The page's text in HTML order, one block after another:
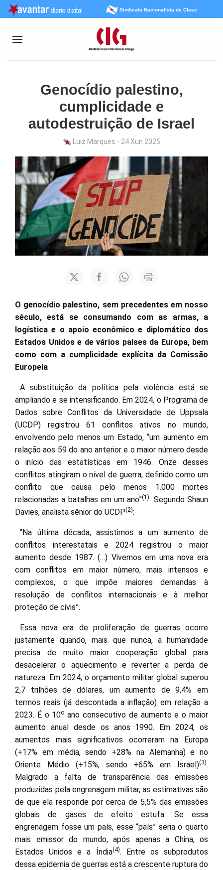
Sindicato Nacionalista de Clase
Genocídio palestino,
cumplicidade e
autodestruição de Israel
Luiz Marques - 24 Xun 2025
O genocídio palestino, sem precedentes em nosso
século, está se consumando com as armas, a
logística e o apoio econômico e diplomático dos
Estados Unidos e de vários países da Europa, bem
como com a cumplicidade explícita da Comissão
Europeia
A substituição da política pela violência está se
ampliando e se intensificando. Em 2024, o Programa de
Dados sobre Conflitos da Universidade de Uppsala
(UCDP) registrou 61 conflitos ativos no mundo,
envolvendo pelo menos um Estado, “um aumento em
relação aos 59 do ano anterior e o maior número desde
o início das estatísticas em 1946. Onze desses
conflitos atingiram o nível de guerra, definido como um
conflito que causa pelo menos 1.000 mortes
relacionadas a batalhas em um ano”(1). Segundo Shaun
Davies, analista sênior do UCDP(2):
“Na última década, assistimos a um aumento de
conflitos interestatais e 2024 registrou o maior
aumento desde 1987. (…) Vivemos em uma nova era
com conflitos em maior número, mais intensos e
complexos, o que impõe maiores demandas à
resolução de conflitos internacionais e à melhor
proteção de civis”.
Essa nova era de proliferação de guerras ocorre
justamente quando, mais que nunca, a humanidade
precisa de muito maior cooperação global para
desacelerar o aquecimento e reverter a perda de
natureza. Em 2024, o orçamento militar global superou
2,7 trilhões de dólares, um aumento de 9,4% em
termos reais (já descontada a inflação) em relação a
2023. É o 10o ano consecutivo de aumento e o maior
aumento anual desde os anos 1990. Em 2024, os
aumentos mais significativos ocorreram na Europa
(+17% em média, sendo +28% na Alemanha) e no
Oriente Médio (+15%, sendo +65% em Israel)(3).
Malgrado a falta de transparência das emissões
produzidas pela engrenagem militar, as estimativas são
de que ela responde por cerca de 5,5% das emissões
globais de gases de efeito estufa. Se essa
engrenagem fosse um país, esse “país” seria o quarto
mais emissor do mundo, após apenas a China, os
Estados Unidos e a Índia(4). Entre os subprodutos
dessa epidemia de guerras está a crescente ruptura do